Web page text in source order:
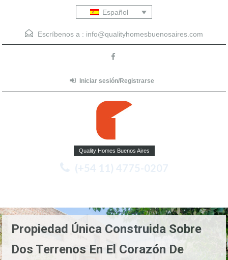
Español
Escríbenos a : info@qualityhomesbuenosaires.com
Iniciar sesión/Registrarse
Quality Homes Buenos Aires
(+54 11) 4775-0207
Propiedad Única Construida Sobre
Dos Terrenos En El Corazón De